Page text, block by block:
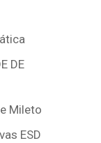
DE
Mileto
ESD